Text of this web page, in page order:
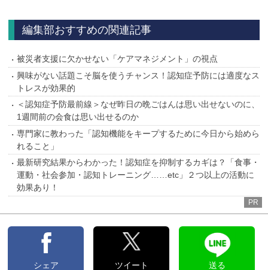
編集部おすすめの関連記事
被災者支援に欠かせない「ケアマネジメント」の視点
興味がない話題こそ脳を使うチャンス！認知症予防には適度なス
トレスが効果的
＜認知症予防最前線＞なぜ昨日の晩ごはんは思い出せないのに、
1週間前の会食は思い出せるのか
専門家に教わった「認知機能をキープするために今日から始めら
れること」
最新研究結果からわかった！認知症を抑制するカギは？「食事・
運動・社会参加・認知トレーニング……etc」２つ以上の活動に
効果あり！
PR
シェア ツイート 送る